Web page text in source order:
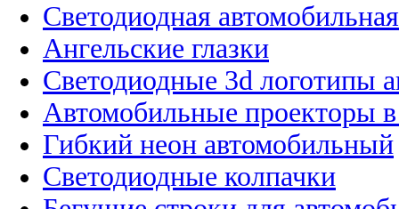
Светодиодная
Ангельские глазки
Светодиодные 3d логотипы
Автомобильные проекторы
Гибкий неон автомобильный
Светодиодные колпачки